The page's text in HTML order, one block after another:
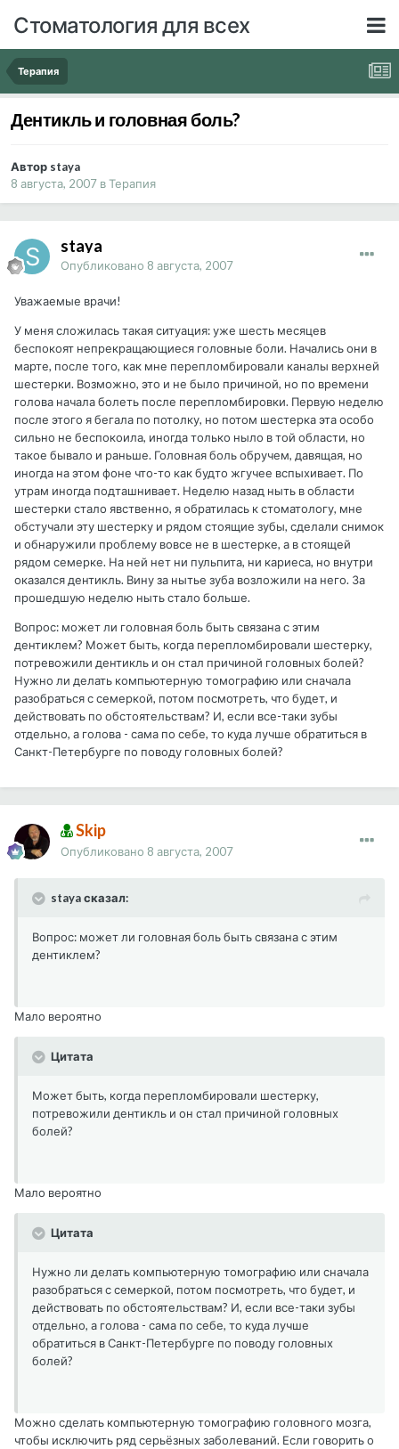
Стоматология для всех
Терапия
Дентикль и головная боль?
Автор staya
8 августа, 2007 вТерапия
staya
Опубликовано 8 августа, 2007
Уважаемые врачи!
У меня сложилась такая ситуация: уже шесть месяцев
беспокоят непрекращающиеся головные боли. Начались они в
марте, после того, как мне перепломбировали каналы верхней
шестерки. Возможно, это и не было причиной, но по времени
голова начала болеть после перепломбировки. Первую неделю
после этого я бегала по потолку, но потом шестерка эта особо
сильно не беспокоила, иногда только ныло в той области, но
такое бывало и раньше. Головная боль обручем, давящая, но
иногда на этом фоне что-то как будто жгучее вспыхивает. По
утрам иногда подташнивает. Неделю назад ныть в области
шестерки стало явственно, я обратилась к стоматологу, мне
обстучали эту шестерку и рядом стоящие зубы, сделали снимок
и обнаружили проблему вовсе не в шестерке, а в стоящей
рядом семерке. На ней нет ни пульпита, ни кариеса, но внутри
оказался дентикль. Вину за нытье зуба возложили на него. За
прошедшую неделю ныть стало больше.
Вопрос: может ли головная боль быть связана с этим
дентиклем? Может быть, когда перепломбировали шестерку,
потревожили дентикль и он стал причиной головных болей?
Нужно ли делать компьютерную томографию или сначала
разобраться с семеркой, потом посмотреть, что будет, и
действовать по обстоятельствам? И, если все-таки зубы
отдельно, а голова - сама по себе, то куда лучше обратиться в
Санкт-Петербурге по поводу головных болей?
Skip
Опубликовано 8 августа, 2007
staya сказал:
Вопрос: может ли головная боль быть связана с этим
дентиклем?
Мало вероятно
Цитата
Может быть, когда перепломбировали шестерку,
потревожили дентикль и он стал причиной головных
болей?
Мало вероятно
Цитата
Нужно ли делать компьютерную томографию или сначала
разобраться с семеркой, потом посмотреть, что будет, и
действовать по обстоятельствам? И, если все-таки зубы
отдельно, а голова - сама по себе, то куда лучше
обратиться в Санкт-Петербурге по поводу головных
болей?
Можно сделать компьютерную томографию головного мозга,
чтобы исключить ряд серьёзных заболеваний. Если говорить о